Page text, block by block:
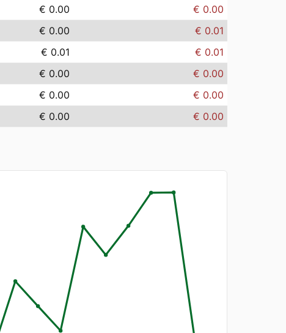
€ 0.00
€ 0.00
€ 0.00
€ 0.01
€ 0.01
€ 0.01
€ 0.00
€ 0.00
€ 0.00
€ 0.00
€ 0.00 € 0.00